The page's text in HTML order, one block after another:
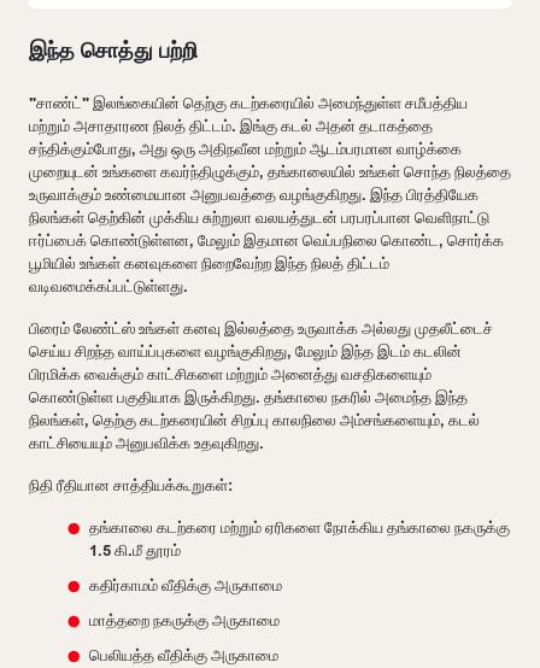
இந்த சொத்து பற்றி
"சாண்ட்" இலங்கையின் தெற்கு கடற்கரையில் அமைந்துள்ள சமீபத்திய
மற்றும் அசாதாரண நிலத் திட்டம். இங்கு கடல் அதன் தடாகத்தை
சந்திக்கும்போது, அது ஒரு அதிநவீன மற்றும் ஆடம்பரமான வாழ்க்கை
முறையுடன் உங்களை கவர்ந்திழுக்கும், தங்காலையில் உங்கள் சொந்த நிலத்தை
உருவாக்கும் உண்மையான அனுபவத்தை வழங்குகிறது. இந்த பிரத்தியேக
நிலங்கள் தெற்கின் முக்கிய சுற்றுலா வலயத்துடன் பரபரப்பான வெளிநாட்டு
ஈர்ப்பைக் கொண்டுள்ளன, மேலும் இதமான வெப்பநிலை கொண்ட, சொர்க்க
பூமியில் உங்கள் கனவுகளை நிறைவேற்ற இந்த நிலத் திட்டம்
வடிவமைக்கப்பட்டுள்ளது.
பிரைம் லேண்ட்ஸ் உங்கள் கனவு இல்லத்தை உருவாக்க அல்லது முதலீட்டைச்
செய்ய சிறந்த வாய்ப்புகளை வழங்குகிறது, மேலும் இந்த இடம் கடலின்
பிரமிக்க வைக்கும் காட்சிகளை மற்றும் அனைத்து வசதிகளையும்
கொண்டுள்ள பகுதியாக இருக்கிறது. தங்காலை நகரில் அமைந்த இந்த
நிலங்கள், தெற்கு கடற்கரையின் சிறப்பு காலநிலை அம்சங்களையும், கடல்
காட்சியையும் அனுபவிக்க உதவுகிறது.
நிதி ரீதியான சாத்தியக்கூறுகள்:
தங்காலை கடற்கரை மற்றும் ஏரிகளை நோக்கிய தங்காலை நகருக்கு
1.5 கி.மீ தூரம்
கதிர்காமம் வீதிக்கு அருகாமை
மாத்தறை நகருக்கு அருகாமை
பெலியத்த வீதிக்கு அருகாமை